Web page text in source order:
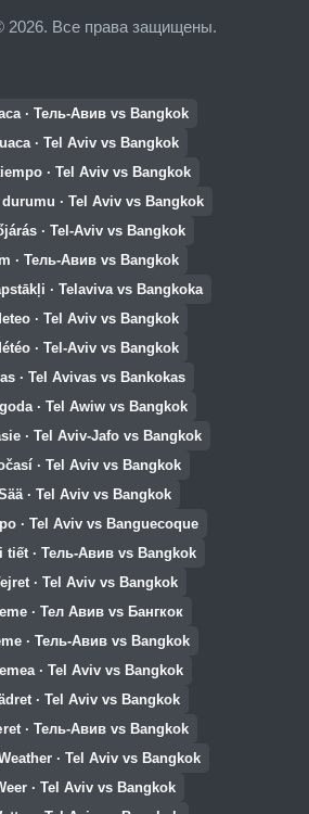
2026. Все права защищены.
· Тель-Авив vs Bangkok
· Tel Aviv vs Bangkok
· Tel Aviv vs Bangkok
durumu · Tel Aviv vs Bangkok
· Tel-Aviv vs Bangkok
· Тель-Авив vs Bangkok
· Telaviva vs Bangkoka
· Tel Aviv vs Bangkok
· Tel-Aviv vs Bangkok
· Tel Avivas vs Bankokas
· Tel Awiw vs Bangkok
· Tel Aviv-Jafo vs Bangkok
· Tel Aviv vs Bangkok
· Tel Aviv vs Bangkok
· Tel Aviv vs Banguecoque
tiết · Тель-Авив vs Bangkok
· Tel Aviv vs Bangkok
· Тел Авив vs Бангкок
· Тель-Авив vs Bangkok
· Tel Aviv vs Bangkok
· Tel Aviv vs Bangkok
· Тель-Авив vs Bangkok
· Tel Aviv vs Bangkok
· Tel Aviv vs Bangkok